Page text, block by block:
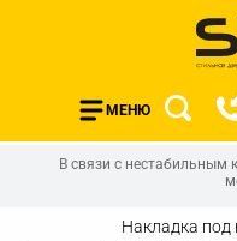
МЕНЮ
В связи с нестабильным
Накладка под